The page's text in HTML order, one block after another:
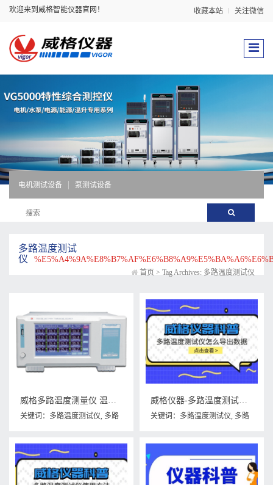
欢迎来到威格智能仪器官网！ 收藏本站 关注微信
电机测试设备 泵测试设备
多路温度测试
仪
首页 > Tag Archives: 多路温度测试仪
威格多路温度测量仪 温升测试仪(VG1016W)厂家直销，品质保障
关键词： 多路温度测试仪, 多路
威格仪器-多路温度测试仪怎么导出数据
关键词： 多路温度测试仪, 多路